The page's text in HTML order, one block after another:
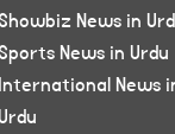
Showbiz News in
Sports News in Urdu
International News
Urdu